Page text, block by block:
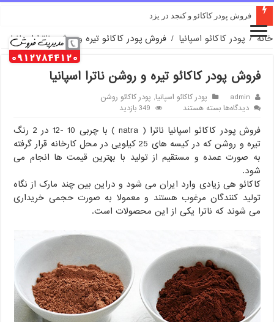
فروش پودر کاکائو و کنجد در یزد
خرید پودر کاکائو کارگیل GT50
خانه / پودر کاکائو اسپانیا / فروش پودر کاکائو تیره و روشن ناترا اسپانیا
فروش پودر کاکائو تیره و روشن ناترا اسپانیا
admin پودر کاکائو اسپانیا, پودر کاکائو روشن
دیدگاه‌هابرای
پودر
کاکائو
تیره
و
ناترا
اسپانیا
بسته هستند 349 بازدید
فروش پودر کاکائو اسپانیا ناترا ( natra ) با چربی 10 -12 در 2 رنگ
تیره و روشن که در کیسه های 25 کیلویی در محل کارخانه قرار گرفته
به صورت عمده و مستقیم از تولید با بهترین قیمت ها انجام می
شود.
کاکائو هی زیادی وارد ایران می شود و دراین بین چند مارک از نگاه
تولید کنندگان مرغوب هستند و معمولا به صورت حجمی خریداری
می شوند که ناترا یکی از این محصولات است.